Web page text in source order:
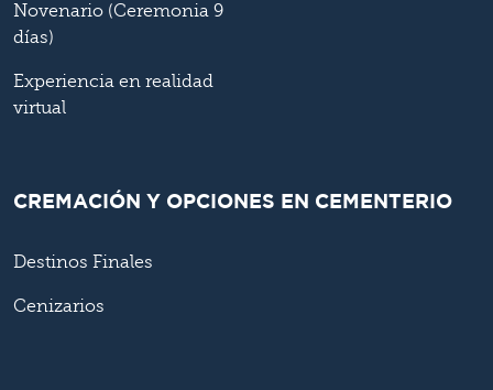
Novenario (Ceremonia 9
días)
Experiencia en realidad
virtual
CREMACIÓN Y OPCIONES EN CEMENTERIO
Destinos Finales
Cenizarios